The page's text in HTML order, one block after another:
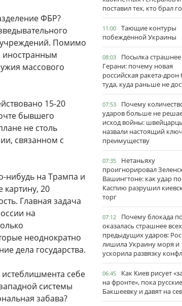
ФБР?
учреждений. Помимо
иностранным
массового
15-20
бывшего
не столь
связанном с
нибудь на Трампа и
картину, 20
Главная задача
на
неоднократно
дела государства.
себе
системы
забава?
поставил тех, кто брал
11:00
Тающие контуры
побеждённой Украины
08:03
Посылка страшнее
Герани: почему новая
российская ракета-дрон
туда, куда раньше не
07:53
Почему
ударов больше не
исход войны:
назвали настоящий
преимуществу
07:35
Нетаньяху
проигнорировал
Вашингтоне: как удар по
Каспию разрушил
торг
07:12
Почему блокада
оказалась страшнее всех
предыдущих ударов:
лишила Украину моря и
ускорила развязку
06:45
Как Киев рисует
на фронте», пока
Бакшеевку и давят на